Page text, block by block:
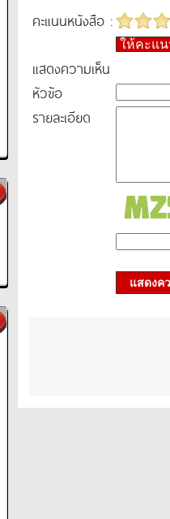
คะแนนหนังสือ :
ให้คะแ
แสดงความเห็น
หัวข้อ
รายละเอียด
แสดงค